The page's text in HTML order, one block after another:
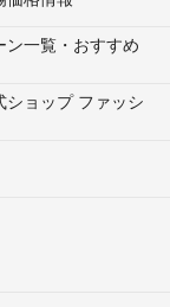
ン一覧・おすすめ
ショップ ファッシ